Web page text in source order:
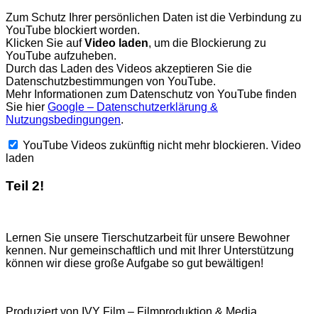
Zum Schutz Ihrer persönlichen Daten ist die Verbindung zu
YouTube blockiert worden.
Klicken Sie aufVideo laden, um die Blockierung zu
YouTube aufzuheben.
Durch das Laden des Videos akzeptieren Sie die
Datenschutzbestimmungen von YouTube.
Mehr Informationen zum Datenschutz von YouTube finden
Sie hier Google – Datenschutzerklärung &
Nutzungsbedingungen.
YouTube Videos zukünftig nicht mehr blockieren. Video
laden
Teil 2!
Lernen Sie unsere Tierschutzarbeit für unsere Bewohner
kennen. Nur gemeinschaftlich und mit Ihrer Unterstützung
können wir diese große Aufgabe so gut bewältigen!
Produziert von IVY Film – Filmproduktion & Media